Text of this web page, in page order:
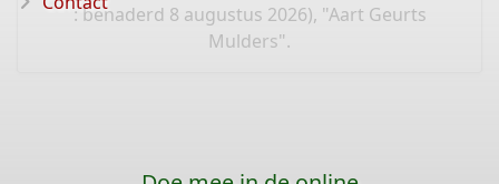
: benaderd 8 augustus 2026), "Aart Geurts
Mulders".